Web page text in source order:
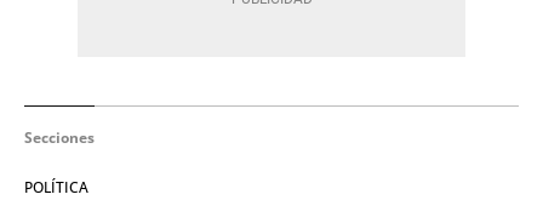
Secciones
POLÍTICA